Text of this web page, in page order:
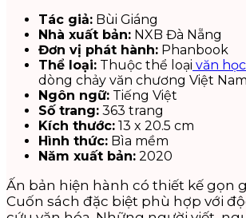
Tác giả: Bùi Giáng
Nhà xuất bản: NXB Đà Nẵng
Đơn vị phát hành: Phanbook
Thể loại: Thuộc thể loại văn
dòng chảy văn chương Việt
Ngôn ngữ: Tiếng Việt
Số trang: 363 trang
Kích thước: 13 x 20.5 cm
Hình thức: Bìa mềm
Năm xuất bản: 2020
Ấn bản hiện hành có thiết kế gọn
Cuốn sách đặc biệt phù hợp với